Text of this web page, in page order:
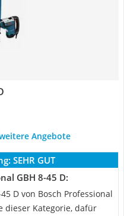
Angebote
SEHR GUT
GBH 8-45 D:
D von Bosch Professional
dieser Kategorie, dafür